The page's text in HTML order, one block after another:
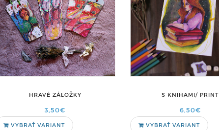
HRAVÉ ZÁLOŽKY
3,50€
VYBRAŤ VARIANT
S KNIHAMI/ PRINT
6,50€
VYBRAŤ VARIANT